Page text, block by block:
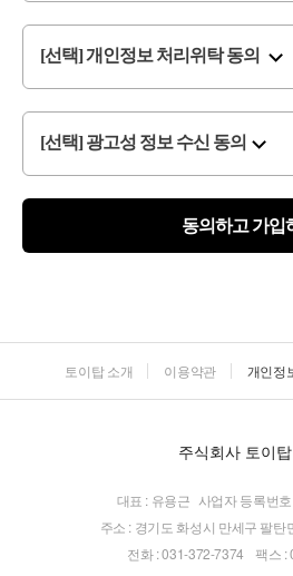
[선택] 개인정보 처리위탁 동의
[선택] 광고성 정보 수신 동의
동의하고 가입
토이탑 소개 이용약관 개인정
주식회사 토이탑
대표 : 유용근 사업자 등록번
주소 : 경기도 화성시 만세구 팔탄
전화 : 031-372-7374
팩스 :